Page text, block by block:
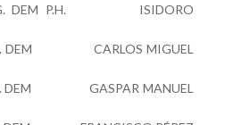
C.G. DEM P.H. ISIDORO
DEM CARLOS MIGUEL
DEM GASPAR MANUEL